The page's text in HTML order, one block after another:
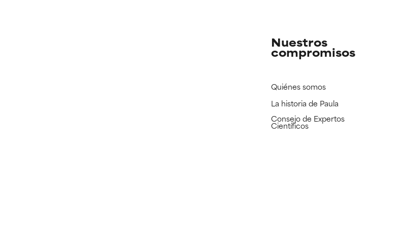
Nuestros
compromisos
Quiénes somos
La historia de Paula
Consejo de Expertos
Científicos